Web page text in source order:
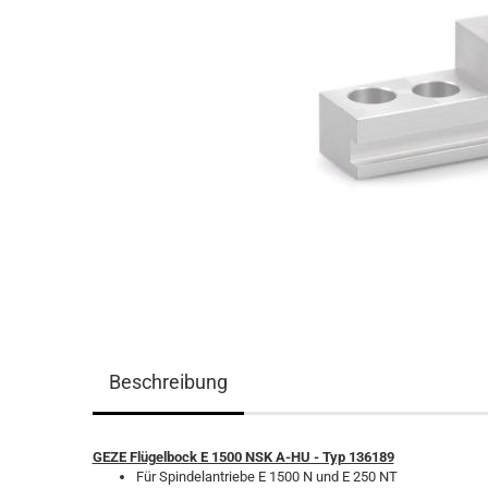
Beschreibung
GEZE Flügelbock E 1500 NSK A-HU - Typ 136189
Für Spindelantriebe E 1500 N und E 250 NT